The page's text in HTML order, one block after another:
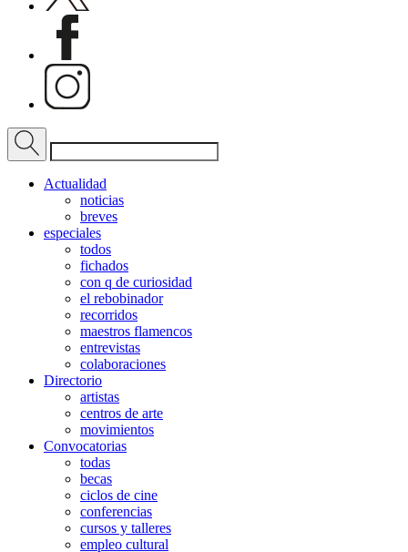
Actualidad
noticias
breves
especiales
todos
fichados
con q de curiosidad
el rebobinador
recorridos
maestros flamencos
entrevistas
colaboraciones
Directorio
artistas
centros de arte
movimientos
Convocatorias
todas
becas
ciclos de cine
conferencias
cursos y talleres
empleo cultural